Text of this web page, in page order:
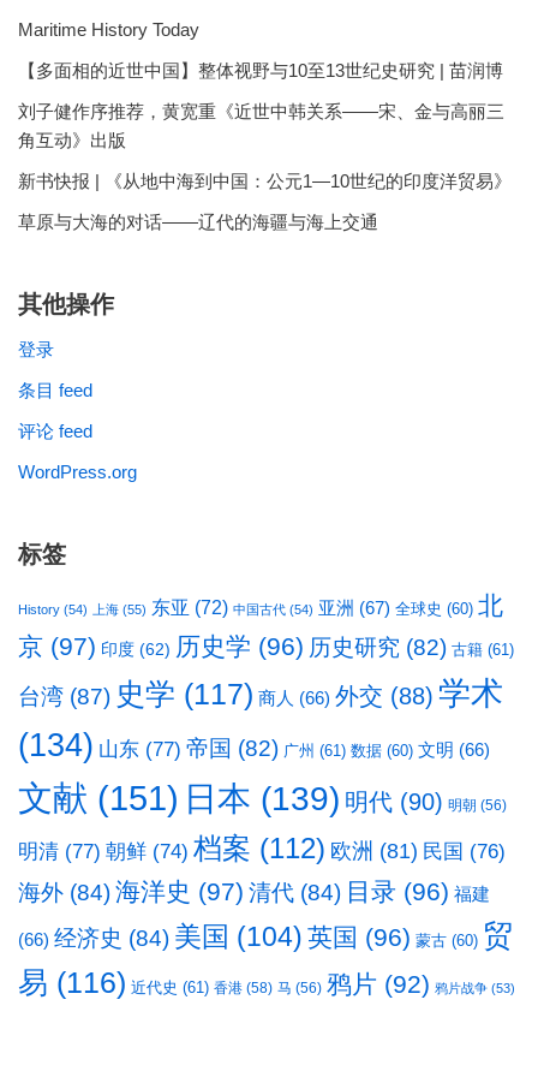
Maritime History Today
【多面相的近世中国】整体视野与10至13世纪史研究 | 苗润博
刘子健作序推荐，黄宽重《近世中韩关系——宋、金与高丽三
角互动》出版
新书快报 | 《从地中海到中国：公元1—10世纪的印度洋贸易》
草原与大海的对话——辽代的海疆与海上交通
其他操作
登录
条目 feed
评论 feed
WordPress.org
标签
History (54) 上海 (55) 东亚 (72) 中国古代 (54) 亚洲 (67) 全球史 (60) 北
京 (97) 印度 (62) 历史学 (96) 历史研究 (82) 古籍 (61)
台湾 (87) 史学 (117) 商人 (66) 外交 (88) 学术
(134) 山东 (77) 帝国 (82) 广州 (61) 数据 (60) 文明 (66)
文献 (151) 日本 (139) 明代 (90) 明朝 (56)
明清 (77) 朝鲜 (74) 档案 (112) 欧洲 (81) 民国 (76)
海外 (84)海洋史 (97) 清代 (84) 目录 (96) 福建
(66) 经济史 (84) 美国 (104) 英国 (96) 蒙古 (60) 贸
易 (116) 近代史 (61) 香港 (58) 马 (56) 鸦片 (92) 鸦片战争 (53)